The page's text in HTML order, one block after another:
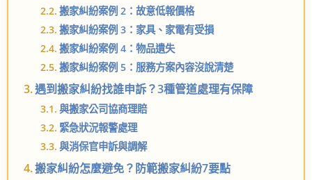
搬家糾紛案例 2：故意低報價格
搬家糾紛案例 3：家具、家電有受損
搬家糾紛案例 4：物品遺失
搬家糾紛案例 5：服務方案內容沒說清楚
遇到搬家糾紛找誰申訴？3種管道處理有保障
與搬家公司協商理賠
緊急狀況報警處理
與消保官申訴與調解
搬家糾紛怎麼避免？防範搬家糾紛7要點